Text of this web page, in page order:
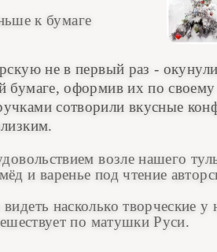
к бумаге
не в первый раз -
бумаге, оформив их по
сотворили вкусные
возле нашего
и варенье под чтение
насколько творческие у
по матушки Руси.